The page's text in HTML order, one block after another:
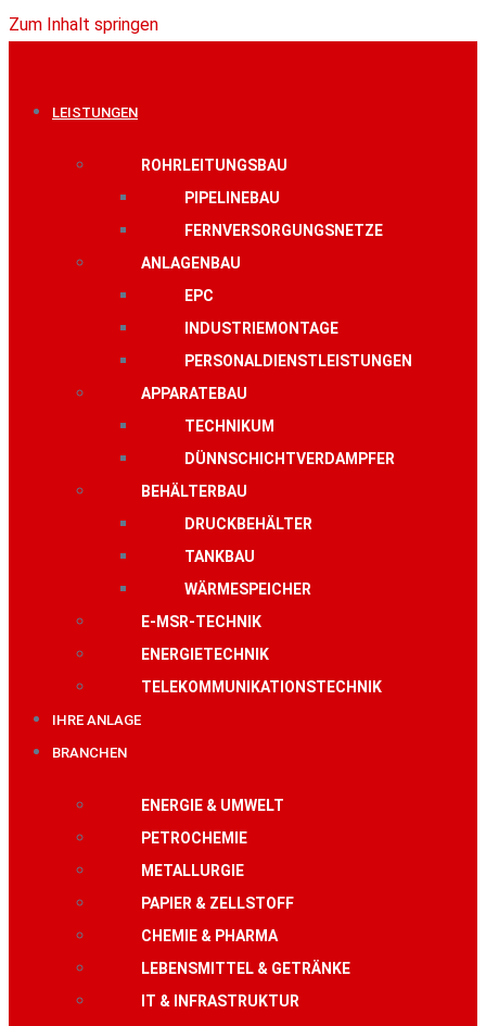
Zum Inhalt springen
LEISTUNGEN
ROHRLEITUNGSBAU
PIPELINEBAU
FERNVERSORGUNGSNETZE
ANLAGENBAU
EPC
INDUSTRIEMONTAGE
PERSONALDIENSTLEISTUNGEN
APPARATEBAU
TECHNIKUM
DÜNNSCHICHTVERDAMPFER
BEHÄLTERBAU
DRUCKBEHÄLTER
TANKBAU
WÄRMESPEICHER
E-MSR-TECHNIK
ENERGIETECHNIK
TELEKOMMUNIKATIONSTECHNIK
IHRE ANLAGE
BRANCHEN
ENERGIE & UMWELT
PETROCHEMIE
METALLURGIE
PAPIER & ZELLSTOFF
CHEMIE & PHARMA
LEBENSMITTEL & GETRÄNKE
IT & INFRASTRUKTUR